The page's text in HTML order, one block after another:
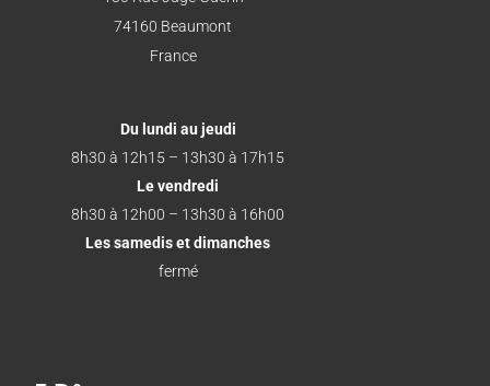
74160 Beaumont
France
Du lundi au jeudi
8h30 à 12h15 – 13h30 à 17h15
Le vendredi
8h30 à 12h00 – 13h30 à 16h00
Les samedis et dimanches
fermé